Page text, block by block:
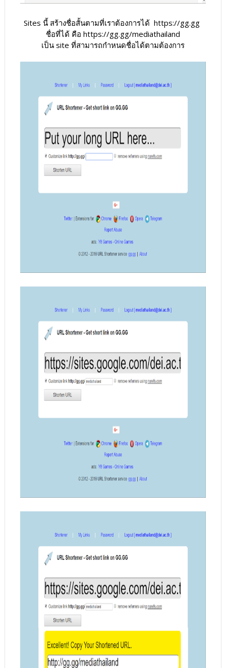
Sites นี้ สร้างชื่อสั้นตามที่เราต้องการได้ https://gg.gg
ชื่อที่ได้ คือ https://gg.gg/mediathailand
เป็น site ที่สามารถกำหนดชื่อได้ตามต้องการ